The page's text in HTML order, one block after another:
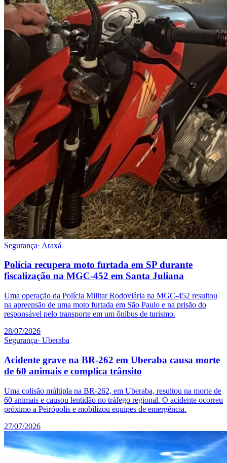
Segurança· Araxá
Polícia recupera moto furtada em SP durante
fiscalização na MGC-452 em Santa Juliana
Uma operação da Polícia Militar Rodoviária na MGC-452 resultou
na apreensão de uma moto furtada em São Paulo e na prisão do
responsável pelo transporte em um ônibus de turismo.
28/07/2026
Segurança· Uberaba
Acidente grave na BR-262 em Uberaba causa morte
de 60 animais e complica trânsito
Uma colisão múltipla na BR-262, em Uberaba, resultou na morte de
60 animais e causou lentidão no tráfego regional. O acidente ocorreu
próximo a Peirópolis e mobilizou equipes de emergência.
27/07/2026